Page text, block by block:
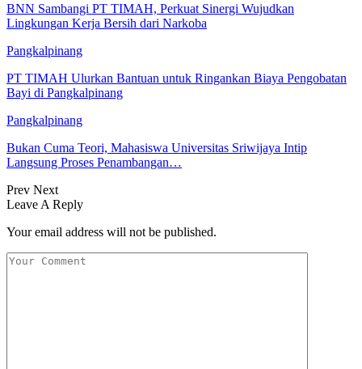
BNN Sambangi PT TIMAH, Perkuat Sinergi Wujudkan
Lingkungan Kerja Bersih dari Narkoba
Pangkalpinang
PT TIMAH Ulurkan Bantuan untuk Ringankan Biaya Pengobatan
Bayi di Pangkalpinang
Pangkalpinang
Bukan Cuma Teori, Mahasiswa Universitas Sriwijaya Intip
Langsung Proses Penambangan…
Prev Next
Leave A Reply
Your email address will not be published.